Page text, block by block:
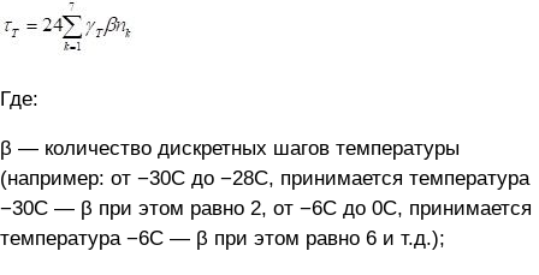
Где:
β — количество дискретных шагов температуры
(например: от −30С до −28С, принимается температура
−30С — β при этом равно 2, от −6С до 0С, принимается
температура −6С — β при этом равно 6 и т.д.);